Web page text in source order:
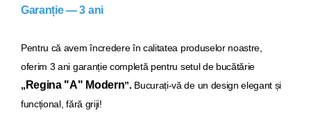
Garanție — 3 ani
Pentru că avem încredere în calitatea produselor noastre,
oferim 3 ani garanție completă pentru setul de bucătărie
„ Regina "A" Modern”. Bucurați-vă de un design elegant și
funcțional, fără griji!